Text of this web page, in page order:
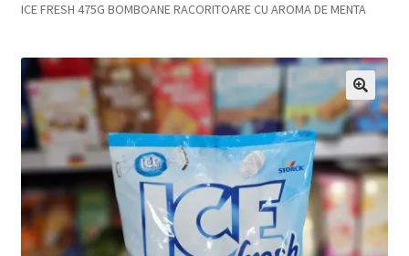
COPII
JUCARII
ROYALTY
LINE
ICE FRESH 475G BOMBOANE RACORITOARE CU AROMA DE MENTA